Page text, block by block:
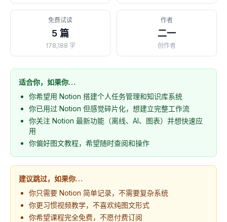
免费试读
5 篇
178,188 字
作者
二一
创作者
适合你，如果你…
你希望用 Notion 搭建个人任务管理和知识库系统
你已用过 Notion 但感觉碎片化，想建立完整工作流
你关注 Notion 最新功能（离线、AI、图表）并想快速应
用
你偏好图文教程，希望随时查阅和操作
建议跳过，如果你…
你只需要 Notion 简单记录，不需要复杂系统
你更习惯视频教学，不喜欢纯图文形式
你希望课程完全免费，不愿付费订阅